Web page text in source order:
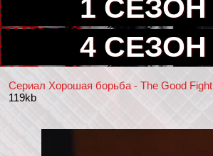
1 СЕЗОН
4 СЕЗОН
Сериал Хорошая борьба - The Good Fight
119kb